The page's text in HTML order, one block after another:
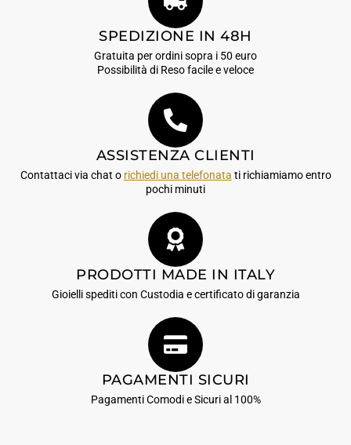
SPEDIZIONE IN 48H
Gratuita per ordini sopra i 50 euro
Possibilità di Reso facile e veloce
ASSISTENZA CLIENTI
Contattaci via chat o richiedi una telefonata ti richiamiamo entro
pochi minuti
PRODOTTI MADE IN ITALY
Gioielli spediti con Custodia e certificato di garanzia
PAGAMENTI SICURI
Pagamenti Comodi e Sicuri al 100%